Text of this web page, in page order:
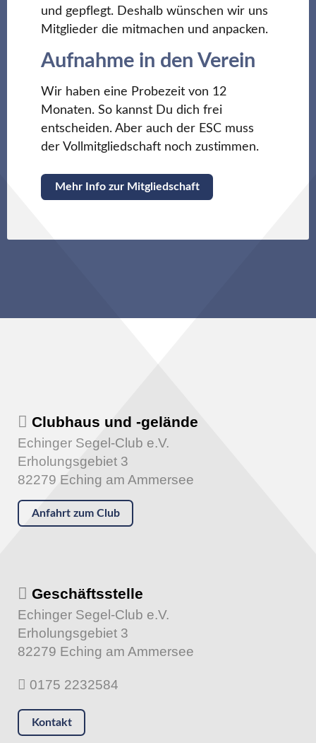
und gepflegt. Deshalb wünschen wir uns
Mitglieder die mitmachen und anpacken.
Aufnahme in den Verein
Wir haben eine Probezeit von 12
Monaten. So kannst Du dich frei
entscheiden. Aber auch der ESC muss
der Vollmitgliedschaft noch zustimmen.
Mehr Info zur Mitgliedschaft
Clubhaus und -gelände
Echinger Segel-Club e.V.
Erholungsgebiet 3
82279 Eching am Ammersee
Anfahrt zum Club
Geschäftsstelle
Echinger Segel-Club e.V.
Erholungsgebiet 3
82279 Eching am Ammersee
0175 2232584
Kontakt